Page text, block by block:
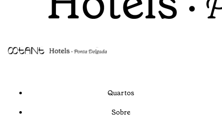
Quartos
Sobre